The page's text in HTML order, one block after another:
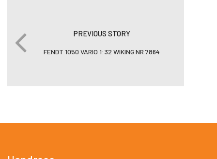
PREVIOUS STORY
FENDT 1050 VARIO 1:32 WIKING NR 7864